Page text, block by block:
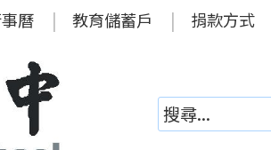
曆 教育儲蓄戶 捐款方式